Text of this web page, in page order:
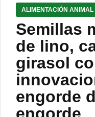
ALIMENTACIÓN ANIMAL
Semillas
de lino,
girasol
engorde
engorde